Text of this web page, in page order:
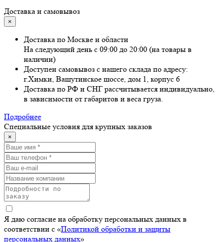
Доставка и самовывоз
×
Доставка по Москве и области
На следующий день с 09:00 до 20:00 (на товары в
наличии)
Доступен самовывоз с нашего склада по адресу:
г.Химки, Вашутинское шоссе, дом 1, корпус 6
Доставка по РФ и СНГ рассчитывается индивидуально,
в зависимости от габаритов и веса груза.
Подробнее
Специальные условия для крупных заказов
×
Я даю согласие на обработку персональных данных в
соответствии с «Политикой обработки и защиты
персональных данных»